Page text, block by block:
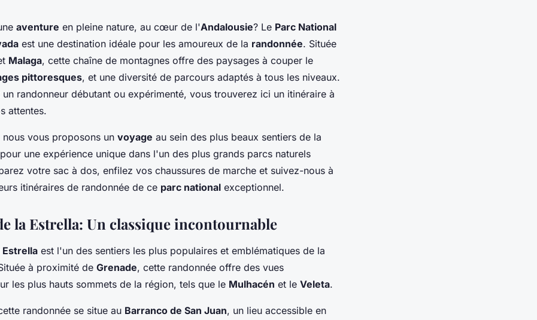
itinéraires
dans les
Nevada,
aventure en pleine nature, au cœur de l'Andalousie? Le Parc National
est une destination idéale pour les amoureux de la randonnée. Située
Malaga, cette chaîne de montagnes offre des paysages à couper le
pittoresques, et une diversité de parcours adaptés à tous les niveaux.
un randonneur débutant ou expérimenté, vous trouverez ici un itinéraire à
attentes.
vous proposons un voyage au sein des plus beaux sentiers de la
une expérience unique dans l'un des plus grands parcs naturels
votre sac à dos, enfilez vos chaussures de marche et suivez-nous à
itinéraires de randonnée de ce parc national exceptionnel.
la Estrella: Un classique incontournable
Estrella est l'un des sentiers les plus populaires et emblématiques de la
à proximité de Grenade, cette randonnée offre des vues
les plus hauts sommets de la région, tels que le Mulhacén et le Veleta.
randonnée se situe au Barranco de San Juan, un lieu accessible en